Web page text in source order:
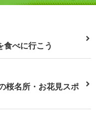
食べに行こう
桜名所・お花見スポ